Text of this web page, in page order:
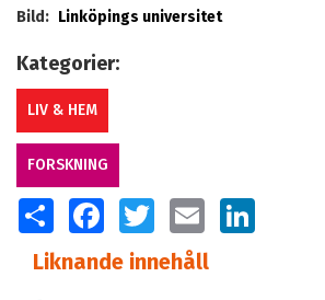
Bild: Linköpings universitet
Kategorier:
LIV & HEM
FORSKNING
SHARE FACEBOOKTWITTER EMAIL
Liknande innehåll